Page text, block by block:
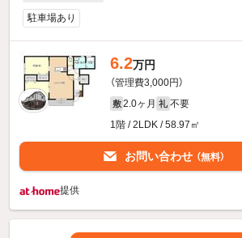
駐車場あり
6.2万円
（管理費3,000円）
敷 2.0ヶ月 礼 不要
1階 / 2LDK / 58.97㎡
お問い合わせ （無料）
提供